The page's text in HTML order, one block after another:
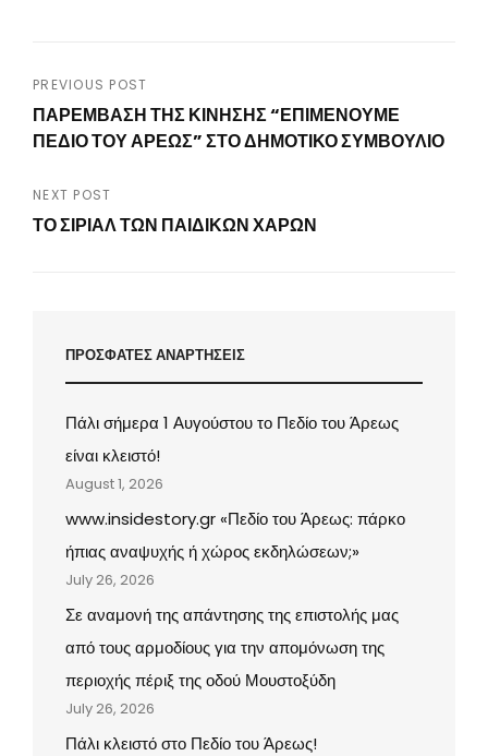
Post
navigation
PREVIOUS POST
ΠΑΡΕΜΒΑΣΗ ΤΗΣ ΚΙΝΗΣΗΣ “ΕΠΙΜΕΝΟΥΜΕ
ΠΕΔΙΟ ΤΟΥ ΑΡΕΩΣ” ΣΤΟ ΔΗΜΟΤΙΚΟ ΣΥΜΒΟΥΛΙΟ
Post
NEXT POST
ΤΟ ΣΙΡΙΑΛ ΤΩΝ ΠΑΙΔΙΚΩΝ ΧΑΡΩΝ
ΠΡΟΣΦΑΤΕΣ ΑΝΑΡΤΗΣΕΙΣ
Πάλι σήμερα 1 Αυγούστου το Πεδίο του Άρεως
είναι κλειστό!
August 1, 2026
www.insidestory.gr «Πεδίο του Άρεως: πάρκο
ήπιας αναψυχής ή χώρος εκδηλώσεων;»
July 26, 2026
Σε αναμονή της απάντησης της επιστολής μας
από τους αρμοδίους για την απομόνωση της
περιοχής πέριξ της οδού Μουστοξύδη
July 26, 2026
Πάλι κλειστό στο Πεδίο του Άρεως!